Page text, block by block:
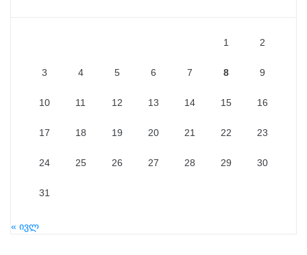
1 2
3 4 5 6 7 8 9
10 11 12 13 14 15 16
17 18 19 20 21 22 23
24 25 26 27 28 29 30
31
« ივლ